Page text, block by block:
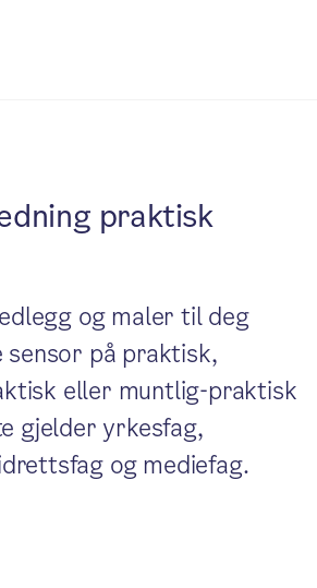
praktisk
og maler til deg
på praktisk,
eller muntlig-praktisk
gjelder yrkesfag,
og mediefag.